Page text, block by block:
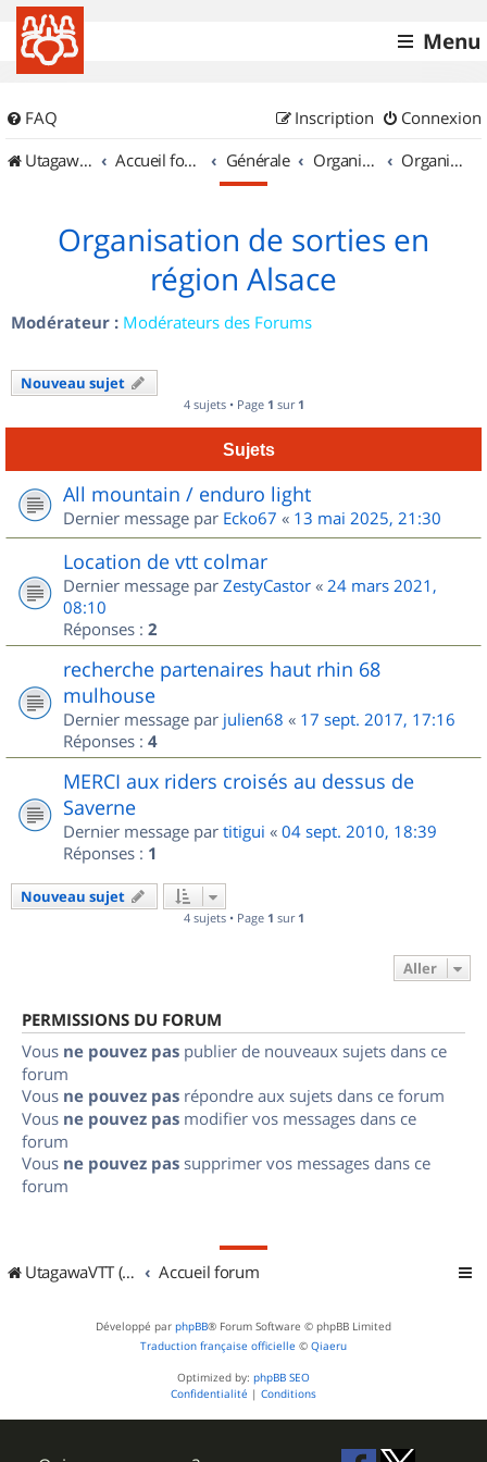
Menu
FAQ Connexion
Inscription
UtagawaVTT (Randos VTT et VTTAE avec traces GPS)
Accueil forum Générale Organisation de sorties & Recherche de partenaires Organisation de sorties en région Alsace
Organisation de sorties en
région Alsace
Modérateur : Modérateurs des Forums
Nouveau sujet
4 sujets • Page 1 sur 1
Sujets
All mountain / enduro light
Dernier message par Ecko67 « 13 mai 2025, 21:30
Location de vtt colmar
Dernier message par ZestyCastor « 24 mars 2021,
08:10
Réponses : 2
recherche partenaires haut rhin 68
mulhouse
Dernier message par julien68 « 17 sept. 2017, 17:16
Réponses : 4
MERCI aux riders croisés au dessus de
Saverne
Dernier message par titigui « 04 sept. 2010, 18:39
Réponses : 1
Nouveau sujet
4 sujets • Page 1 sur 1
Aller
PERMISSIONS DU FORUM
Vous ne pouvez pas publier de nouveaux sujets dans ce
forum
Vous ne pouvez pas répondre aux sujets dans ce forum
Vous ne pouvez pas modifier vos messages dans ce
forum
Vous ne pouvez pas supprimer vos messages dans ce
forum
UtagawaVTT (Randos VTT et VTTAE avec traces GPS) Accueil forum
Développé par phpBB® Forum Software © phpBB Limited
Traduction française officielle © Qiaeru
Optimized by: phpBB SEO
Confidentialité | Conditions